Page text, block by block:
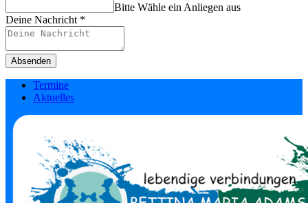
Bitte Wähle ein Anliegen aus
Deine Nachricht *
Absenden
Termine
Aktuelles